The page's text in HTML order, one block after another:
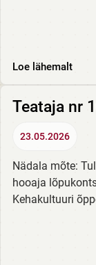
Loe lähemalt
Teataja nr
23.05.2026
Nädala mõte:
hooaja
Kehakultuuri